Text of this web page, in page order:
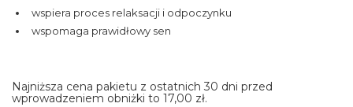
wspiera proces relaksacji i odpoczynku
wspomaga prawidłowy sen
Najniższa cena pakietu z ostatnich 30 dni przed
wprowadzeniem obniżki to 17,00 zł.